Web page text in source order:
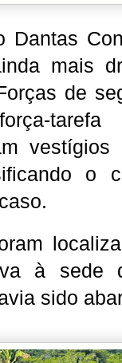
Dantas
mais
de
o
à sede
sido